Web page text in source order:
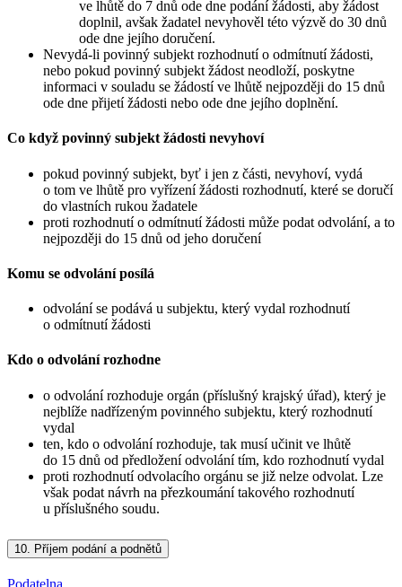
ve lhůtě do 7 dnů ode dne podání žádosti, aby žádost
doplnil, avšak žadatel nevyhověl této výzvě do 30 dnů
ode dne jejího doručení.
Nevydá-li povinný subjekt rozhodnutí o odmítnutí žádosti,
nebo pokud povinný subjekt žádost neodloží, poskytne
informaci v souladu se žádostí ve lhůtě nejpozději do 15 dnů
ode dne přijetí žádosti nebo ode dne jejího doplnění.
Co když povinný subjekt žádosti nevyhoví
pokud povinný subjekt, byť i jen z části, nevyhoví, vydá
o tom ve lhůtě pro vyřízení žádosti rozhodnutí, které se doručí
do vlastních rukou žadatele
proti rozhodnutí o odmítnutí žádosti může podat odvolání, a to
nejpozději do 15 dnů od jeho doručení
Komu se odvolání posílá
odvolání se podává u subjektu, který vydal rozhodnutí
o odmítnutí žádosti
Kdo o odvolání rozhodne
o odvolání rozhoduje orgán (příslušný krajský úřad), který je
nejblíže nadřízeným povinného subjektu, který rozhodnutí
vydal
ten, kdo o odvolání rozhoduje, tak musí učinit ve lhůtě
do 15 dnů od předložení odvolání tím, kdo rozhodnutí vydal
proti rozhodnutí odvolacího orgánu se již nelze odvolat. Lze
však podat návrh na přezkoumání takového rozhodnutí
u příslušného soudu.
10. Příjem podání a podnětů